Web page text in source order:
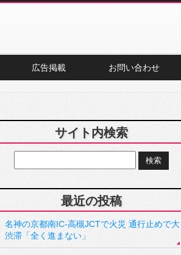
広告掲載 お問い合わせ
サイト内検索
最近の投稿
名神の京都南IC-高槻JCTで火災 通行止めで大
渋滞「全く進まない」